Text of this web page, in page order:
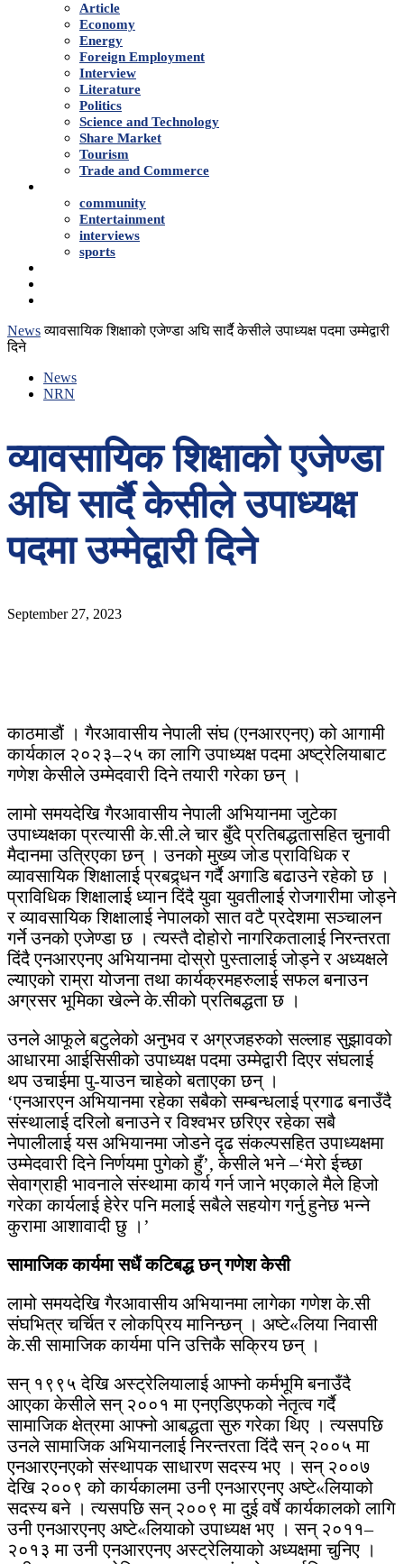
Article
Economy
Energy
Foreign Employment
Interview
Literature
Politics
Science and Technology
Share Market
Tourism
Trade and Commerce
community
Entertainment
interviews
sports
News व्यावसायिक शिक्षाको एजेण्डा अघि सार्दै केसीले उपाध्यक्ष पदमा उम्मेद्वारी
दिने
News
NRN
व्यावसायिक शिक्षाको एजेण्डा
अघि सार्दै केसीले उपाध्यक्ष
पदमा उम्मेद्वारी दिने
September 27, 2023
काठमाडौं । गैरआवासीय नेपाली संघ (एनआरएनए) को आगामी
कार्यकाल २०२३–२५ का लागि उपाध्यक्ष पदमा अष्ट्रेलियाबाट
गणेश केसीले उम्मेदवारी दिने तयारी गरेका छन् ।
लामो समयदेखि गैरआवासीय नेपाली अभियानमा जुटेका
उपाध्यक्षका प्रत्यासी के.सी.ले चार बुँदे प्रतिबद्धतासहित चुनावी
मैदानमा उत्रिएका छन् । उनको मुख्य जोड प्राविधिक र
व्यावसायिक शिक्षालाई प्रबद्र्धन गर्दै अगाडि बढाउने रहेको छ ।
प्राविधिक शिक्षालाई ध्यान दिंदै युवा युवतीलाई रोजगारीमा जोड्ने
र व्यावसायिक शिक्षालाई नेपालको सात वटै प्रदेशमा सञ्चालन
गर्ने उनको एजेण्डा छ । त्यस्तै दोहोरो नागरिकतालाई निरन्तरता
दिंदै एनआरएनए अभियानमा दोस्रो पुस्तालाई जोड्ने र अध्यक्षले
ल्याएको राम्रा योजना तथा कार्यक्रमहरुलाई सफल बनाउन
अग्रसर भूमिका खेल्ने के.सीको प्रतिबद्धता छ ।
उनले आफूले बटुलेको अनुभव र अग्रजहरुको सल्लाह सुझावको
आधारमा आईसिसीको उपाध्यक्ष पदमा उम्मेद्वारी दिएर संघलाई
थप उचाईमा पु-याउन चाहेको बताएका छन् ।
‘एनआरएन अभियानमा रहेका सबैको सम्बन्धलाई प्रगाढ बनाउँदै
संस्थालाई दरिलो बनाउने र विश्वभर छरिएर रहेका सबै
नेपालीलाई यस अभियानमा जोडने दृढ संकल्पसहित उपाध्यक्षमा
उम्मेदवारी दिने निर्णयमा पुगेको हुँ’, केसीले भने –‘मेरो ईच्छा
सेवाग्राही भावनाले संस्थामा कार्य गर्न जाने भएकाले मैले हिजो
गरेका कार्यलाई हेरेर पनि मलाई सबैले सहयोग गर्नु हुनेछ भन्ने
कुरामा आशावादी छु ।’
सामाजिक कार्यमा सधैं कटिबद्ध छन् गणेश केसी
लामो समयदेखि गैरआवासीय अभियानमा लागेका गणेश के.सी
संघभित्र चर्चित र लोकप्रिय मानिन्छन् । अष्टे«लिया निवासी
के.सी सामाजिक कार्यमा पनि उत्तिकै सक्रिय छन् ।
सन् १९९५ देखि अस्ट्रेलियालाई आफ्नो कर्मभूमि बनाउँदै
आएका केसीले सन् २००१ मा एनएडिएफको नेतृत्व गर्दै
सामाजिक क्षेत्रमा आफ्नो आबद्धता सुरु गरेका थिए । त्यसपछि
उनले सामाजिक अभियानलाई निरन्तरता दिंदै सन् २००५ मा
एनआरएनएको संस्थापक साधारण सदस्य भए । सन् २००७
देखि २००९ को कार्यकालमा उनी एनआरएनए अष्टे«लियाको
सदस्य बने । त्यसपछि सन् २००९ मा दुई वर्षे कार्यकालको लागि
उनी एनआरएनए अष्टे«लियाको उपाध्यक्ष भए । सन् २०११–
२०१३ मा उनी एनआरएनए अस्ट्रेलियाको अध्यक्षमा चुनिए ।